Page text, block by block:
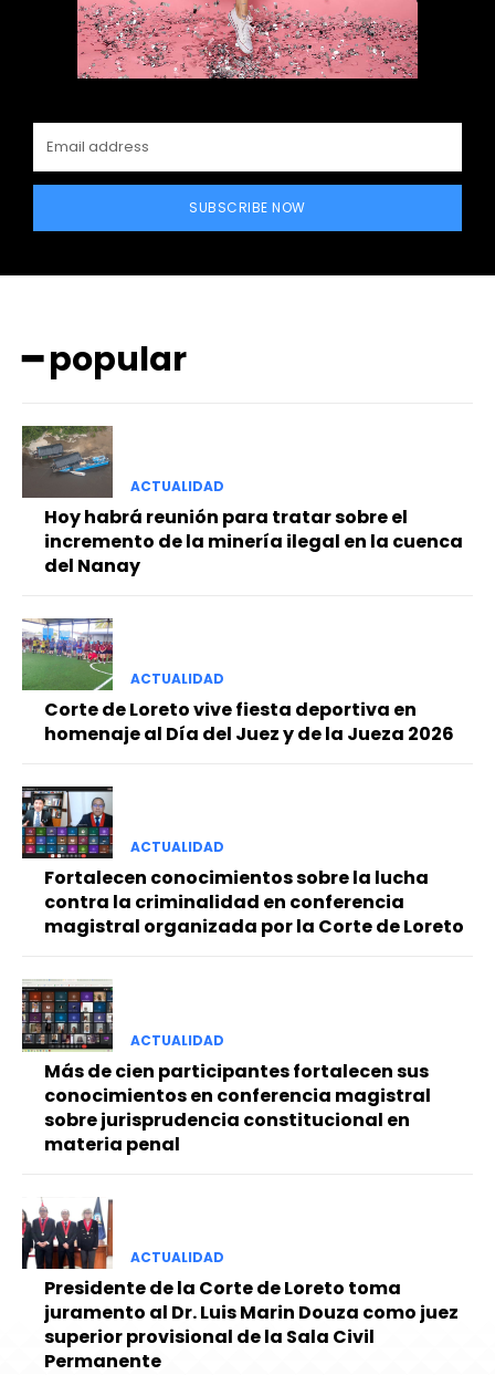
SUBSCRIBE NOW
━ popular
ACTUALIDAD
Hoy habrá reunión para tratar sobre el
incremento de la minería ilegal en la cuenca
del Nanay
ACTUALIDAD
Corte de Loreto vive fiesta deportiva en
homenaje al Día del Juez y de la Jueza 2026
ACTUALIDAD
Fortalecen conocimientos sobre la lucha
contra la criminalidad en conferencia
magistral organizada por la Corte de Loreto
ACTUALIDAD
Más de cien participantes fortalecen sus
conocimientos en conferencia magistral
sobre jurisprudencia constitucional en
materia penal
ACTUALIDAD
Presidente de la Corte de Loreto toma
juramento al Dr. Luis Marin Douza como juez
superior provisional de la Sala Civil
Permanente